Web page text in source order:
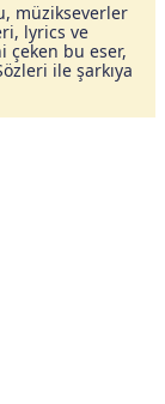
müzikseverler
lyrics ve
çeken bu eser,
ile şarkıya